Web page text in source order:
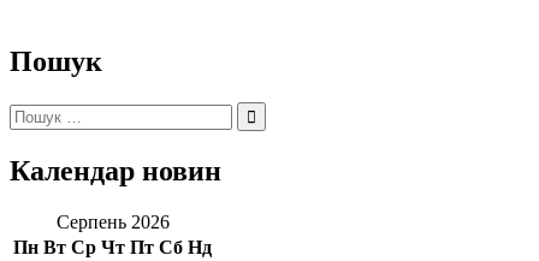
Пошук
Пошук:
Календар новин
Серпень 2026
Пн Вт Ср Чт Пт Сб Нд